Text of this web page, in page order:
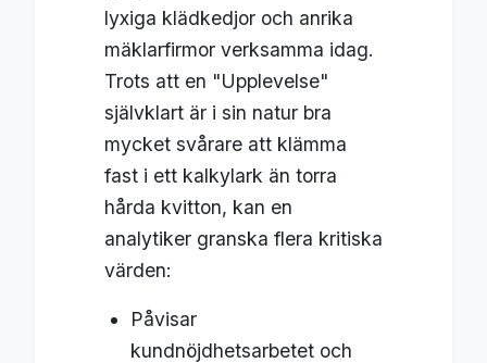
lyxiga klädkedjor och anrika
mäklarfirmor verksamma idag.
Trots att en "Upplevelse"
självklart är i sin natur bra
mycket svårare att klämma
fast i ett kalkylark än torra
hårda kvitton, kan en
analytiker granska flera kritiska
värden:
Påvisar
kundnöjdhetsarbetet och